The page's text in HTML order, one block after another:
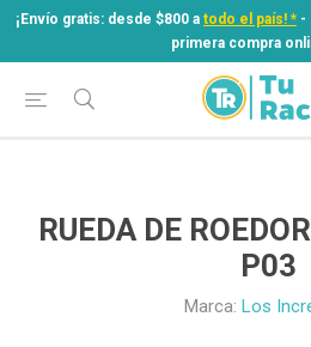
¡Envío gratis: desde $800 a todo el país! * -
primera compra
¡Envío gratis: desde $800 atodo el país! *
primera compra
RUEDA DE
P03
Marca: Los